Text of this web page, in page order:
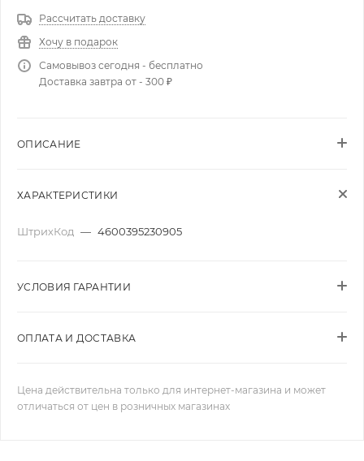
Рассчитать доставку
Хочу в подарок
Самовывоз сегодня - бесплатно
Доставка завтра от - 300 ₽
ОПИСАНИЕ
ХАРАКТЕРИСТИКИ
ШтрихКод — 4600395230905
УСЛОВИЯ ГАРАНТИИ
ОПЛАТА И ДОСТАВКА
Цена действительна только для интернет-магазина и может
отличаться от цен в розничных магазинах